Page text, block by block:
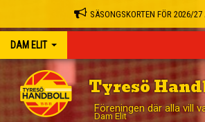
SÄSONGSKORTEN FÖR 2026/27
DAM ELIT
Tyresö
Föreningen där alla vill
Dam Elit